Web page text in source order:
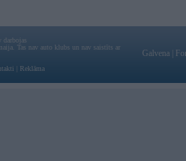
darbojas
Tas nav auto klubs un nav saistīts ar
Reklāma
Galvena